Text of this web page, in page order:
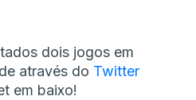
dois jogos em
através do Twitter
em baixo!